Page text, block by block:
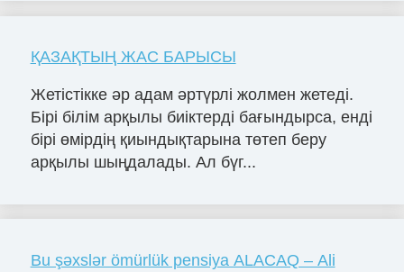
ҚАЗАҚТЫҢ ЖАС БАРЫСЫ
Жетістікке әр адам әртүрлі жолмен жетеді.
Бірі білім арқылы биіктерді бағындырса, енді
бірі өмірдің қиындықтарына төтеп беру
арқылы шыңдалады. Ал бүг...
Bu şəxslər ömürlük pensiya ALACAQ – Ali